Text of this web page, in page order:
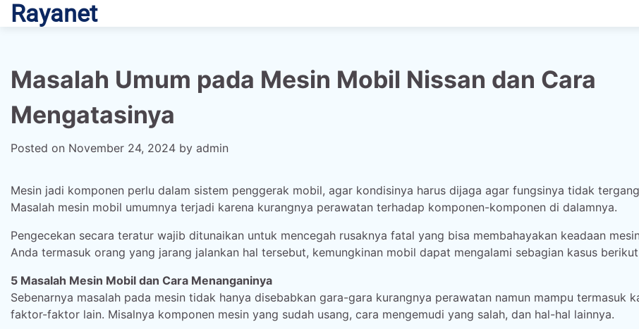
Skip
toRayanet
Masalah Umum pada Mesin Mobil Nissan dan Cara
Mengatasinya
Posted on November 24, 2024 by admin
Mesin jadi komponen perlu dalam sistem penggerak mobil, agar kondisinya harus dijaga agar fungsinya tidak
Masalah mesin mobil umumnya terjadi karena kurangnya perawatan terhadap komponen-komponen di dalamnya.
Pengecekan secara teratur wajib ditunaikan untuk mencegah rusaknya fatal yang bisa membahayakan keadaan
Anda termasuk orang yang jarang jalankan hal tersebut, kemungkinan mobil dapat mengalami sebagian kasus
5 Masalah Mesin Mobil dan Cara Menanganinya
Sebenarnya masalah pada mesin tidak hanya disebabkan gara-gara kurangnya perawatan namun mampu termasuk
faktor-faktor lain. Misalnya komponen mesin yang sudah usang, cara mengemudi yang salah, dan hal-hal lainnya.